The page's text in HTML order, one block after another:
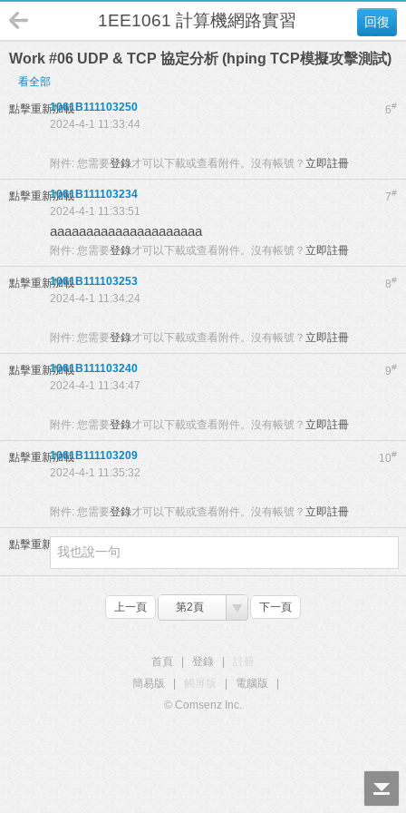
回復
1EE1061 計算機網路實習 B班
Work #06 UDP & TCP 協定分析 (hping TCP模擬攻擊測試)
看全部
點擊重新加載 6#
1061B111103250
2024-4-1 11:33:44
附件: 您需要登錄才可以下載或查看附件。沒有帳號？ 立即註冊
點擊重新加載 7#
1061B111103234
2024-4-1 11:33:51
aaaaaaaaaaaaaaaaaaaaa
附件: 您需要登錄才可以下載或查看附件。沒有帳號？ 立即註冊
點擊重新加載 8#
1061B111103253
2024-4-1 11:34:24
附件: 您需要登錄才可以下載或查看附件。沒有帳號？ 立即註冊
點擊重新加載 9#
1061B111103240
2024-4-1 11:34:47
附件: 您需要登錄才可以下載或查看附件。沒有帳號？ 立即註冊
點擊重新加載 10#
1061B111103209
2024-4-1 11:35:32
附件: 您需要登錄才可以下載或查看附件。沒有帳號？ 立即註冊
點擊重新加載
上一頁 第2頁 下一頁
首頁 登錄
簡易版
觸屏版 電腦版
© Comsenz Inc.